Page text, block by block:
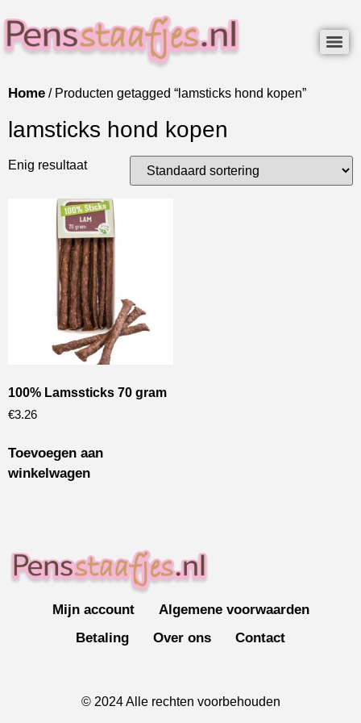
Home / Producten getagged “lamsticks hond kopen”
lamsticks hond kopen
Enig resultaat
100% Lamssticks 70 gram
€3.26
Toevoegen aan
winkelwagen
Mijn account
Algemene voorwaarden
Betaling
Over ons Contact
© 2024 Alle rechten voorbehouden